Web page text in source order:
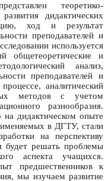
теоретико-
дидактических
ход и результат
преподавателей и
используется
общетеоретические и
анализ,
преподавателей и
аналитический
методов с учетом
разнообразия.
на дидактическом опыте
в ДГТУ, стали
на перспективу
будет решать проблемы
аспекта учащихся.
предшественников к
мы изучаем развитие